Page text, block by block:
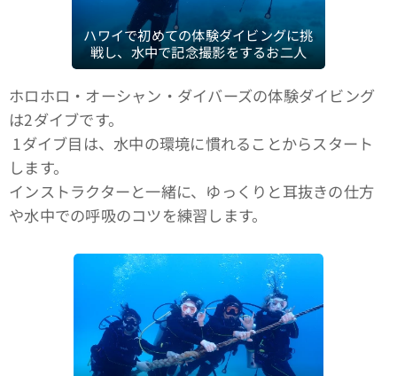
ハワイで初めての体験ダイビングに挑
戦し、水中で記念撮影をするお二人
ホロホロ・オーシャン・ダイバーズの体験ダイビング
は2ダイブです。
1ダイブ目は、水中の環境に慣れることからスタート
します。
インストラクターと一緒に、ゆっくりと耳抜きの仕方
や水中での呼吸のコツを練習します。